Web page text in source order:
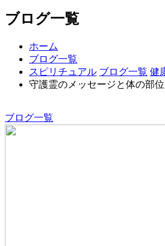
ブログ一覧
ホーム
ブログ一覧
スピリチュアル ブログ一覧 健
守護霊のメッセージと体の部
ブログ一覧